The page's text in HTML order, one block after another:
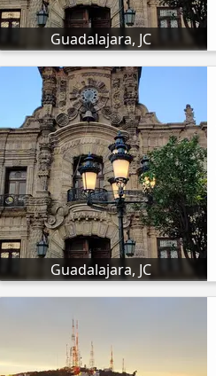
Guadalajara, JC
Guadalajara, JC